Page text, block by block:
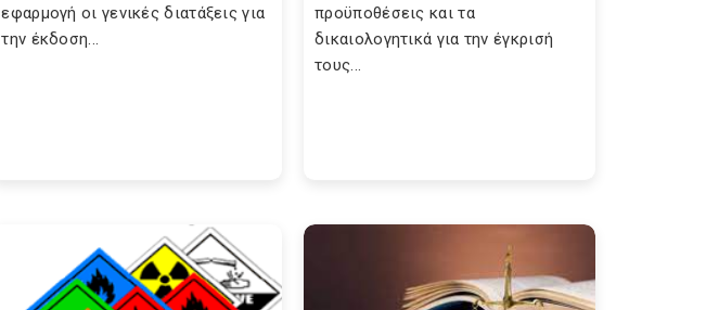
εφαρμογή οι γενικές διατάξεις για
την έκδοση...
προϋποθέσεις και τα
δικαιολογητικά για την έγκρισή
τους...